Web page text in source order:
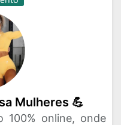
Mulheres 💪
100% online, onde